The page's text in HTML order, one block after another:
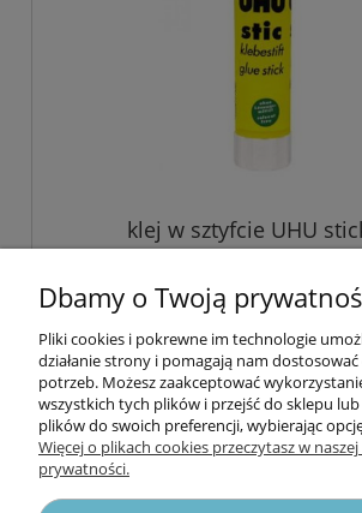
klej w sztyfcie UHU
10,00 zł
do koszyka
Dbamy o Twoją
Pliki cookies i pokrewne im technologie
działanie strony i pomagają nam
potrzeb. Możesz zaakceptować
wszystkich tych plików i przejść do sklepu
plików do swoich preferencji, wybierając
Więcej o plikach cookies przeczytasz w
prywatności.